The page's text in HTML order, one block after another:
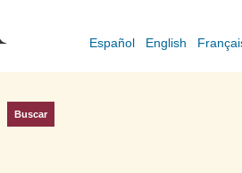
Español English